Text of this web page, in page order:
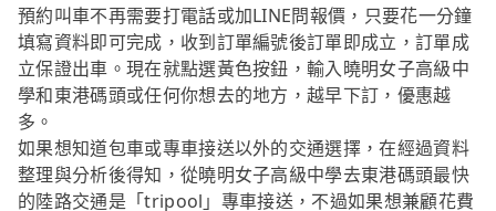
預約叫車不再需要打電話或加LINE問報價，只要花一分鐘
填寫資料即可完成，收到訂單編號後訂單即成立，訂單成
立保證出車。現在就點選黃色按鈕，輸入曉明女子高級中
學和東港碼頭或任何你想去的地方，越早下訂，優惠越
多。
如果想知道包車或專車接送以外的交通選擇，在經過資料
整理與分析後得知，從曉明女子高級中學去東港碼頭最快
的陸路交通是「tripool」專車接送，不過如果想兼顧花費